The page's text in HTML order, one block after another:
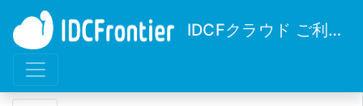
IDCFクラウド ご利用ガイド